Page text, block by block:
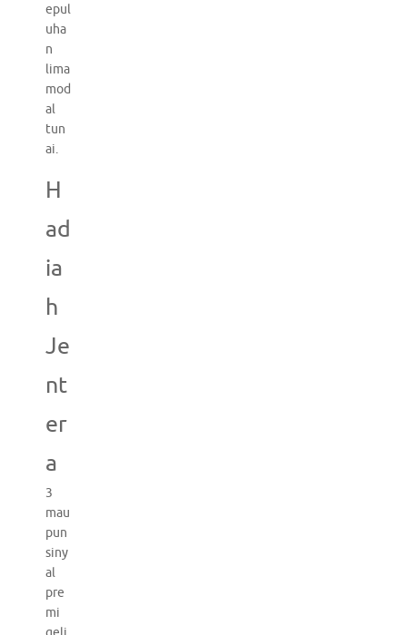
epul
uha
n
lima
mod
al
tun
ai.
H
ad
ia
h
Je
nt
er
a
3
mau
pun
siny
al
pre
mi